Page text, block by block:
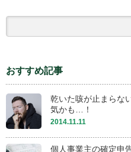
おすすめ記事
乾いた咳が止まらな
気かも…！
2014.11.11
個人事業主の確定申